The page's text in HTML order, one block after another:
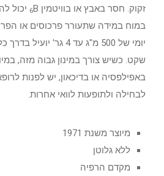
זקוק. חסר באבץ או בוויטמין
6B
יכול
במוח במידה שתעורר פרכוסים או
יומי של 500 מ"ג עד 4 גר'
שקט. כשיש צורך במינון גבוה מזה,
באפילפסיה או בדיכאון, יש לפנות
לבחילה ולתופעות לוואי אחרות.
מיוצר משנת 1971
ללא גלוטן
מקדם הרפיה